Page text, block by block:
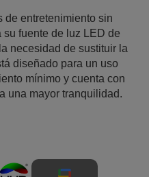
de entretenimiento sin
fuente de luz LED de
necesidad de sustituir la
diseñado para un uso
mínimo y cuenta con
una mayor tranquilidad.